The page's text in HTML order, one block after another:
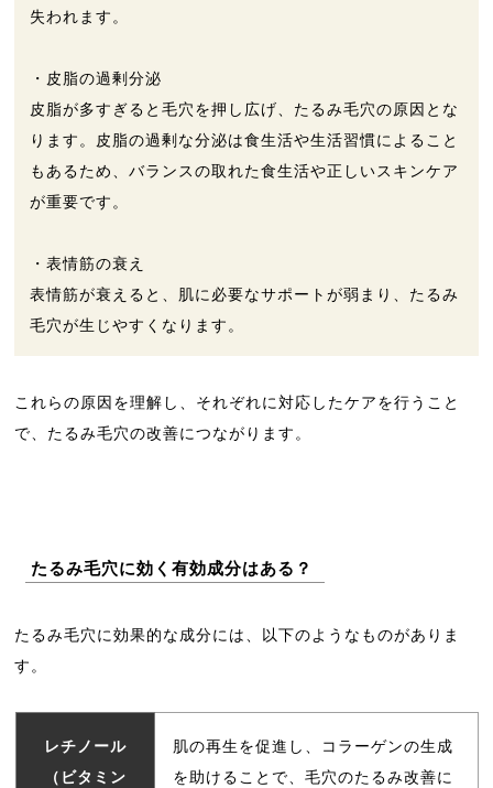
失われます。
・皮脂の過剰分泌
皮脂が多すぎると毛穴を押し広げ、たるみ毛穴の原因とな
ります。皮脂の過剰な分泌は食生活や生活習慣によること
もあるため、バランスの取れた食生活や正しいスキンケア
が重要です。
・表情筋の衰え
表情筋が衰えると、肌に必要なサポートが弱まり、たるみ
毛穴が生じやすくなります。
これらの原因を理解し、それぞれに対応したケアを行うこと
で、たるみ毛穴の改善につながります。
たるみ毛穴に効く有効成分はある？
たるみ毛穴に効果的な成分には、以下のようなものがありま
す。
レチノール
（ビタミン
肌の再生を促進し、コラーゲンの生成
を助けることで、毛穴のたるみ改善に